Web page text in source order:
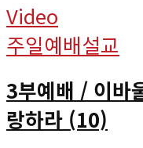
Video
주일예배설교
3부예배 / 이바
랑하라 (10)